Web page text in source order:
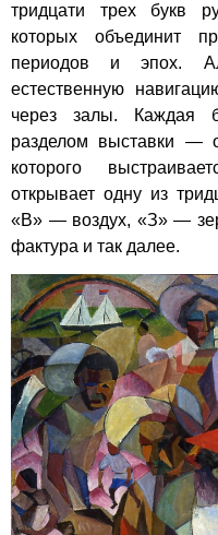
тридцати трех букв
которых объединит
периодов и эпох.
естественную
через залы. Каждая
разделом выставки —
которого
открывает одну из
«В» — воздух, «З» —
фактура и так далее.